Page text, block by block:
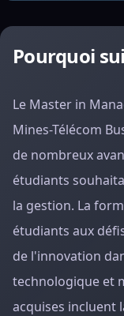
Pourquoi
Le Master in
Mines-Télécom
de nombreux
étudiants
la gestion. La
étudiants aux
de l'innovation
technologique et
acquises incluent